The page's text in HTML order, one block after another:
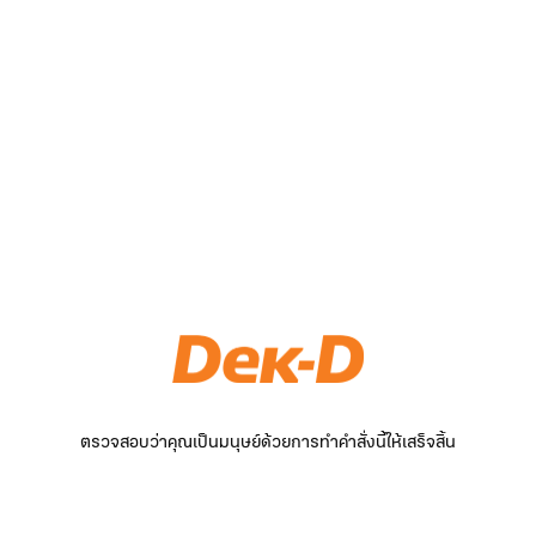
ตรวจสอบว่าคุณเป็นมนุษย์ด้วยการทำคำสั่งนี้ให้เสร็จสิ้น